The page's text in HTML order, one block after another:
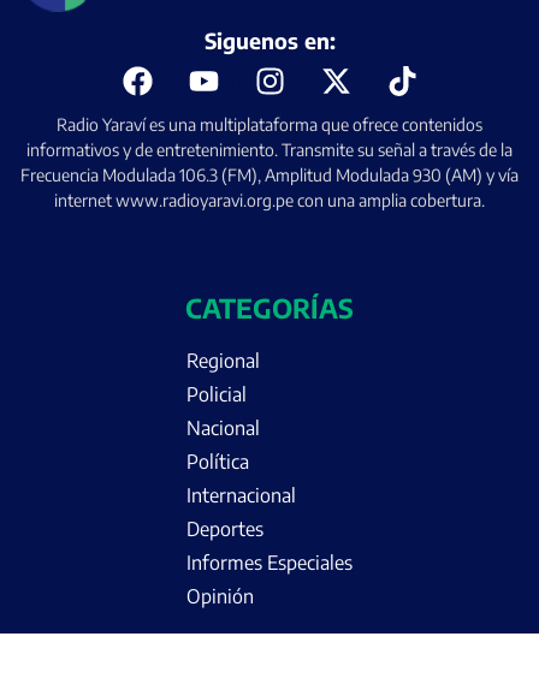
Radio Yaraví es una multiplataforma que ofrece contenidos
informativos y de entretenimiento. Transmite su señal a través de la
Frecuencia Modulada 106.3 (FM), Amplitud Modulada 930 (AM) y vía
internet www.radioyaravi.org.pe con una amplia cobertura.
Siguenos en:
CATEGORÍAS
Regional
Policial
Nacional
Política
Internacional
Deportes
Informes Especiales
Opinión